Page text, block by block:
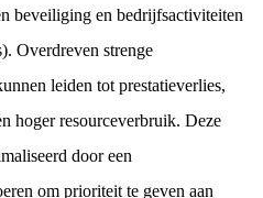
beveiliging en bedrijfsactiviteiten
Overdreven strenge
leiden tot prestatieverlies,
hoger resourceverbruik. Deze
door een
om prioriteit te geven aan